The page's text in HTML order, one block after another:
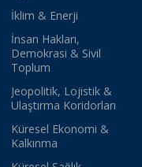
İklim & Enerji
İnsan Hakları,
Demokrasi & Sivil
Toplum
Jeopolitik, Lojistik &
Ulaştırma Koridorları
Küresel Ekonomi &
Kalkınma